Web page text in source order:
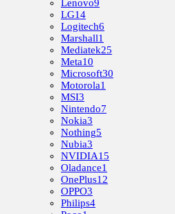
Lenovo9
LG14
Logitech6
Marshall1
Mediatek25
Meta10
Microsoft30
Motorola1
MSI3
Nintendo7
Nokia3
Nothing5
Nubia3
NVIDIA15
Oladance1
OnePlus12
OPPO3
Philips4